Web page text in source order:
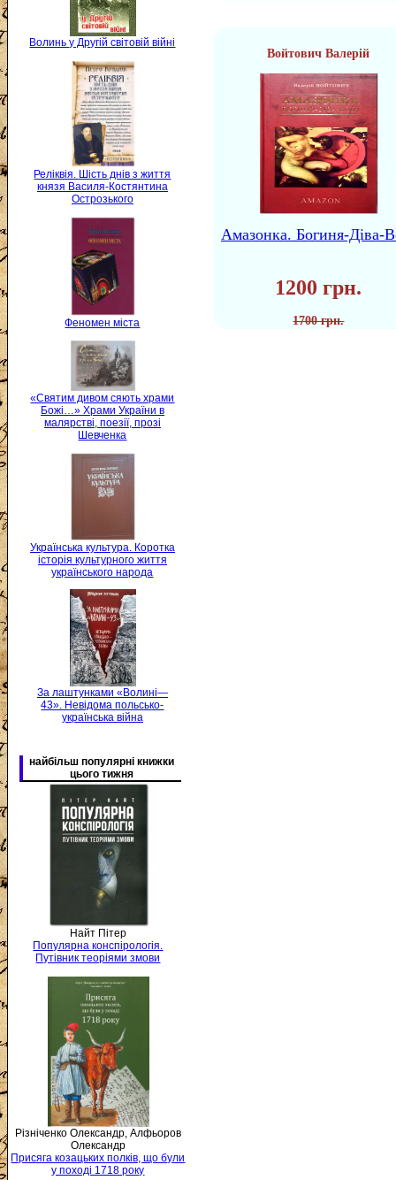
Волинь у Другій світовій війні
Реліквія. Шість днів з життя
князя Василя-Костянтина
Острозького
Феномен міста
«Святим дивом сяють храми
Божі…» Храми України в
малярстві, поезії, прозі
Шевченка
Українська культура. Коротка
історія культурного життя
українського народа
За лаштунками «Волині—
43». Невідома польсько-
українська війна
найбільш популярні книжки
цього тижня
Найт Пітер
Популярна конспірологія.
Путівник теоріями змови
Різніченко Олександр, Алфьоров
Олександр
Присяга козацьких полків, що були
у поході 1718 року
Войтович Валерій
Амазонка. Богиня-Діва-
1200 грн.
1700 грн.